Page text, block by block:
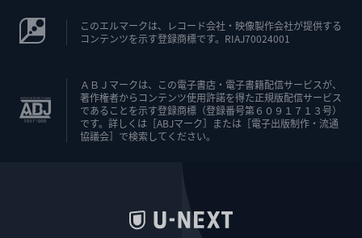
このエルマークは、レコード会社・映像製作会社が提供する
コンテンツを示す登録商標です。RIAJ70024001
ＡＢＪマークは、この電子書店・電子書籍配信サービスが、
著作権者からコンテンツ使用許諾を得た正規版配信サービス
であることを示す登録商標（登録番号第６０９１７１３号）
です。詳しくは［ABJマーク］または［電子出版制作・流通
協議会］で検索してください。